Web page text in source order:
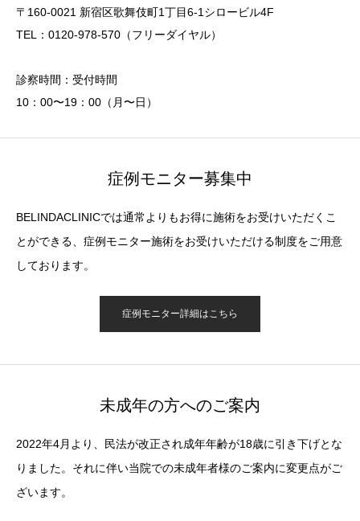
〒160-0021 新宿区歌舞伎町1丁目6-1シロービル4F
TEL：0120-978-570（フリーダイヤル）
診察時間：受付時間
10：00〜19：00（月〜日）
症例モニター募集中
BELINDACLINICでは通常よりもお得に施術をお受けいただくこ
とができる、症例モニター施術をお受けいただける制度をご用意
しております。
症例モニター詳細はこちら
未成年の方へのご案内
2022年4月より、民法が改正され成年年齢が18歳に引き下げとな
りました。それに伴い当院での未成年者様のご案内に変更点がご
ざいます。